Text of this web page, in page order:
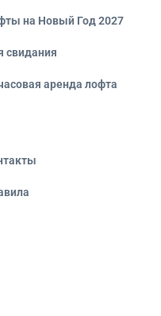
на Новый Год 2027
свидания
аренда лофта